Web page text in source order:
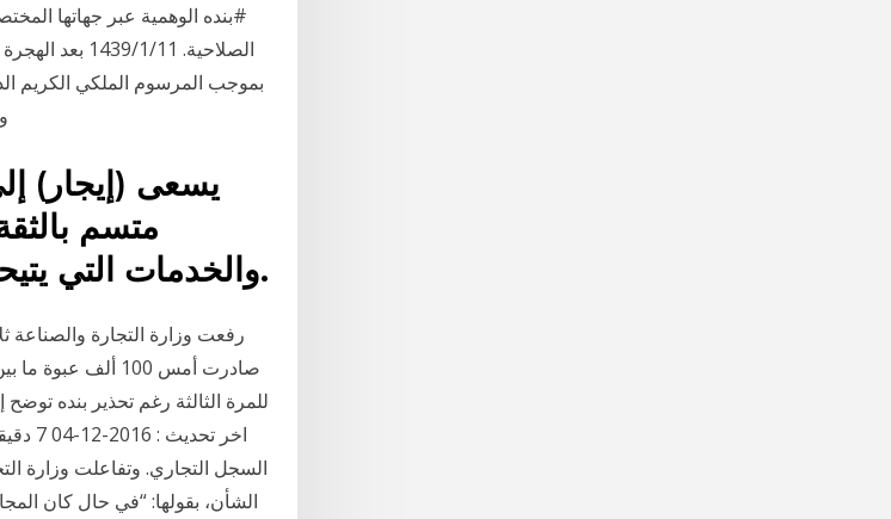
#بنده الوهمية عبر جهاتها
يسعى (إيجار)
متسم
والخدمات التي يتيحها للمؤجرين المستثمرين في هذا القطاع.
رفعت وزارة التجارة
صادرت أمس 100
اخر
السجل التجاري. وتفاعلت وزارة
الشأن، بقولها: “في حال كان